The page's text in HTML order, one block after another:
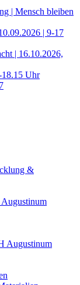
| Mensch bleiben
| 9-17
| 16.10.2026,
Uhr
&
Augustinum
Augustinum